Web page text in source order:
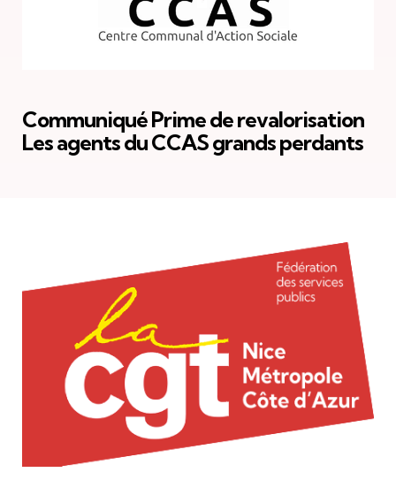
Communiqué Prime de revalorisation
Les agents du CCAS grands perdants